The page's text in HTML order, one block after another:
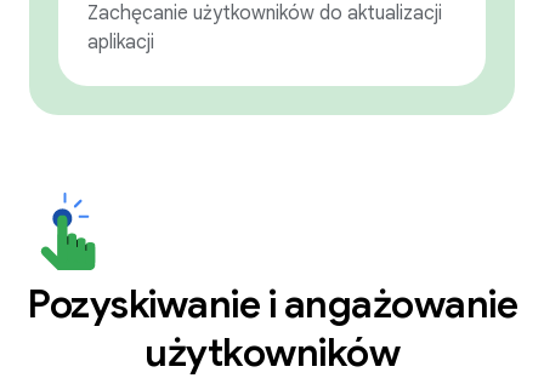
Zachęcanie użytkowników do aktualizacji
aplikacji
Pozyskiwanie i angażowanie
użytkowników